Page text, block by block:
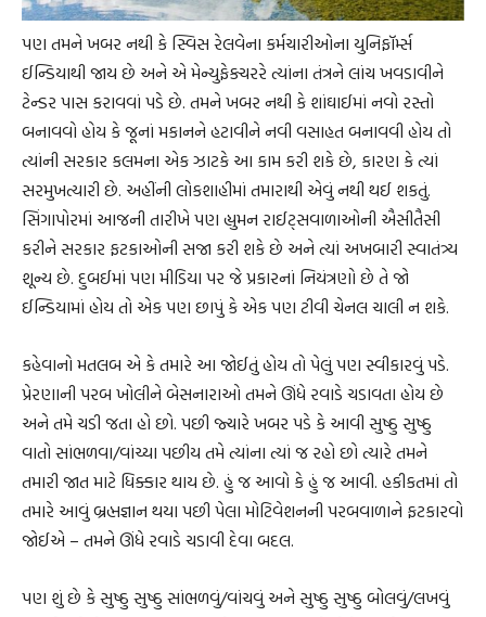
પણ તમને ખબર નથી કે સ્વિસ રેલવેના કર્મચારીઓના યુનિફૉર્મ્સ
ઈન્ડિયાથી જાય છે અને એ મેન્યુફેક્ચરરે ત્યાંના તંત્રને લાંચ ખવડાવીને
ટેન્ડર પાસ કરાવવાં પડે છે. તમને ખબર નથી કે શાંઘાઈમાં નવો રસ્તો
બનાવવો હોય કે જૂનાં મકાનને હટાવીને નવી વસાહત બનાવવી હોય તો
ત્યાંની સરકાર કલમના એક ઝાટકે આ કામ કરી શકે છે, કારણ કે ત્યાં
સરમુખત્યારી છે. અહીંની લોકશાહીમાં તમારાથી એવું નથી થઈ શકતું.
સિંગાપોરમાં આજની તારીખે પણ હ્યુમન રાઈટ્સવાળાઓની ઐસીતૈસી
કરીને સરકાર ફટકાઓની સજા કરી શકે છે અને ત્યાં અખબારી સ્વાતંત્ર્ય
શૂન્ય છે. દુબઈમાં પણ મીડિયા પર જે પ્રકારનાં નિયંત્રણો છે તે જો
ઈન્ડિયામાં હોય તો એક પણ છાપું કે એક પણ ટીવી ચેનલ ચાલી ન શકે.
કહેવાનો મતલબ એ કે તમારે આ જોઈતું હોય તો પેલું પણ સ્વીકારવું પડે.
પ્રેરણાની પરબ ખોલીને બેસનારાઓ તમને ઊંધે રવાડે ચડાવતા હોય છે
અને તમે ચડી જતા હો છો. પછી જ્યારે ખબર પડે કે આવી સુષ્ઠુ સુષ્ઠુ
વાતો સાંભળવા/વાંચ્યા પછીય તમે ત્યાંના ત્યાં જ રહો છો ત્યારે તમને
તમારી જાત માટે ધિક્કાર થાય છે. હું જ આવો કે હું જ આવી. હકીકતમાં તો
તમારે આવું બ્રહ્મજ્ઞાન થયા પછી પેલા મોટિવેશનની પરબવાળાને ફટકારવો
જોઈએ – તમને ઊંધે રવાડે ચડાવી દેવા બદલ.
પણ શું છે કે સુષ્ઠુ સુષ્ઠુ સાંભળવું/વાંચવું અને સુષ્ઠુ સુષ્ઠુ બોલવું/લખવું